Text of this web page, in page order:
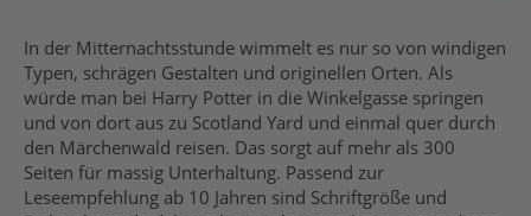
In der Mitternachtsstunde wimmelt es nur so von windigen
Typen, schrägen Gestalten und originellen Orten. Als
würde man bei Harry Potter in die Winkelgasse springen
und von dort aus zu Scotland Yard und einmal quer durch
den Märchenwald reisen. Das sorgt auf mehr als 300
Seiten für massig Unterhaltung. Passend zur
Leseempfehlung ab 10 Jahren sind Schriftgröße und